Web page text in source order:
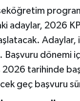
adaylar, 2026
Başvuru dönemi
2026 tarihinde
geç başvuru